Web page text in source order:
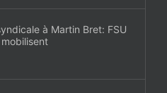
à Martin Bret: FSU